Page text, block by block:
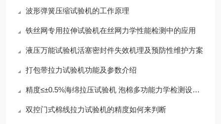
波形弹簧压缩试验机的工作原理
铁丝网专用拉伸试验机在丝网力学性能检测中的应用
液压万能试验机活塞密封件失效机理及预防性维护方案
打包带拉力试验机功能及参数介绍
精度≤±0.5%海绵拉压试验机 泡棉多功能力学检测设备参数一览
双控门式棉线拉力试验机的精度如何来判断